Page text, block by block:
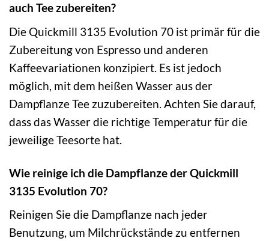
auch Tee zubereiten?
Die Quickmill 3135 Evolution 70 ist primär für die
Zubereitung von Espresso und anderen
Kaffeevariationen konzipiert. Es ist jedoch
möglich, mit dem heißen Wasser aus der
Dampflanze Tee zuzubereiten. Achten Sie darauf,
dass das Wasser die richtige Temperatur für die
jeweilige Teesorte hat.
Wie reinige ich die Dampflanze der Quickmill
3135 Evolution 70?
Reinigen Sie die Dampflanze nach jeder
Benutzung, um Milchrückstände zu entfernen